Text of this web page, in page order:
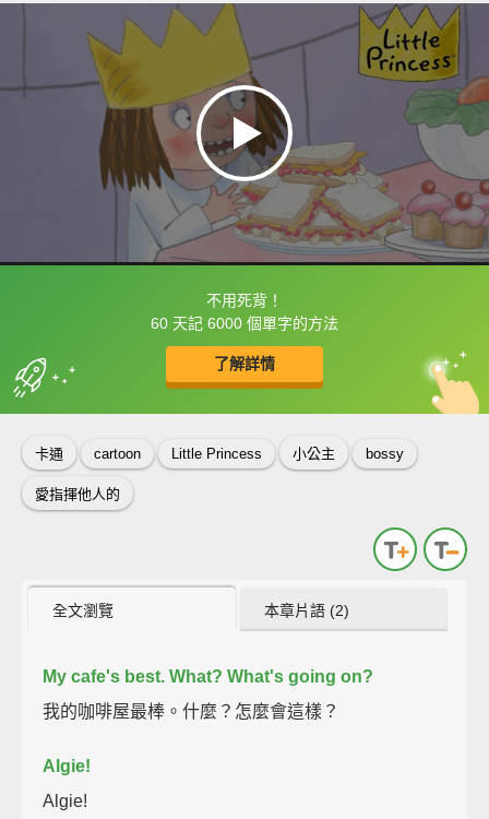
不用死背！
60 天記 6000 個單字的方法
了解詳情
框選或點兩下字幕可以直接查字典喔！
收錄佳句 中
英
卡通 cartoon Little Princess 小公主 bossy
愛指揮他人的
全文瀏覽 本章片語 (2)
My cafe's best. What? What's going on?
我的咖啡屋最棒。什麼？怎麼會這樣？
Algie!
Algie!